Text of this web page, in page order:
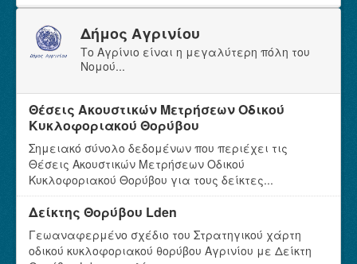
Δήμος Αγρινίου
Το Αγρίνιο είναι η μεγαλύτερη πόλη του
Νομού...
Θέσεις Ακουστικών Μετρήσεων Οδικού
Κυκλοφοριακού Θορύβου
Σημειακό σύνολο δεδομένων που περιέχει τις
Θέσεις Ακουστικών Μετρήσεων Οδικού
Κυκλοφοριακού Θορύβου για τους δείκτες...
Δείκτης Θορύβου Lden
Γεωαναφερμένο σχέδιο του Στρατηγικού χάρτη
οδικού κυκλοφοριακού θορύβου Αγρινίου με Δείκτη